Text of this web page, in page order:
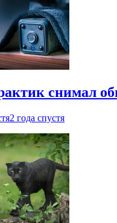
снимал
2 года спустя